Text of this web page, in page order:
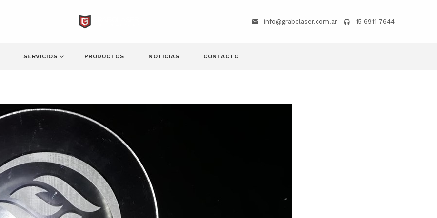
info@grabolaser.com.ar 15 6911-7644
SERVICIOS PRODUCTOS NOTICIAS CONTACTO